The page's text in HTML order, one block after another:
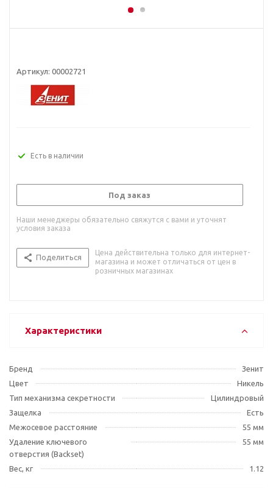
Артикул: 00002721
Есть в наличии
Под заказ
Наши менеджеры обязательно свяжутся с вами и уточнят
условия заказа
Поделиться
Цена действительна только для интернет-
магазина и может отличаться от цен в
розничных магазинах
Характеристики
Бренд
Зенит
Цвет
Никель
Тип механизма секретности
Цилиндровый
Защелка
Есть
Межосевое расстояние
55 мм
Удаление ключевого
отверстия (Backset)
55 мм
Вес, кг 1.12